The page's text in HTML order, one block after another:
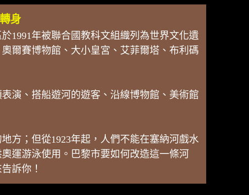
身
1991年被聯合國教科文組織列為世界文化遺
爾賽博物館、大小皇宮、艾菲爾塔、布利碼
演、搭船遊河的遊客、沿線博物館、美術館
方；但從1923年起，人們不能在塞納河戲水
運游泳使用。巴黎市要如何改造這一條河
訴你！